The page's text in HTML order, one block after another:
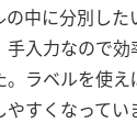
中に分別した
入力なので効
ラベルを使え
すくなってい